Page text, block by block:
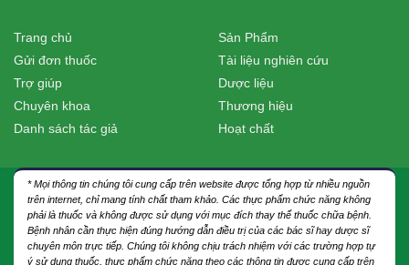
Trang chủ
Gửi đơn thuốc
Trợ giúp
Chuyên khoa
Danh sách tác giả
Sản Phẩm
Tài liệu nghiên cứu
Dược liệu
Thương hiệu
Hoạt chất
* Mọi thông tin chúng tôi cung cấp trên website được tổng hợp từ nhiều nguồn
trên internet, chỉ mang tính chất tham khảo. Các thực phẩm chức năng không
phải là thuốc và không được sử dụng với mục đích thay thế thuốc chữa bệnh.
Bệnh nhân cần thực hiện đúng hướng dẫn điều trị của các bác sĩ hay dược sĩ
chuyên môn trực tiếp. Chúng tôi không chịu trách nhiệm với các trường hợp tự
ý sử dụng thuốc, thực phẩm chức năng theo các thông tin được cung cấp trên